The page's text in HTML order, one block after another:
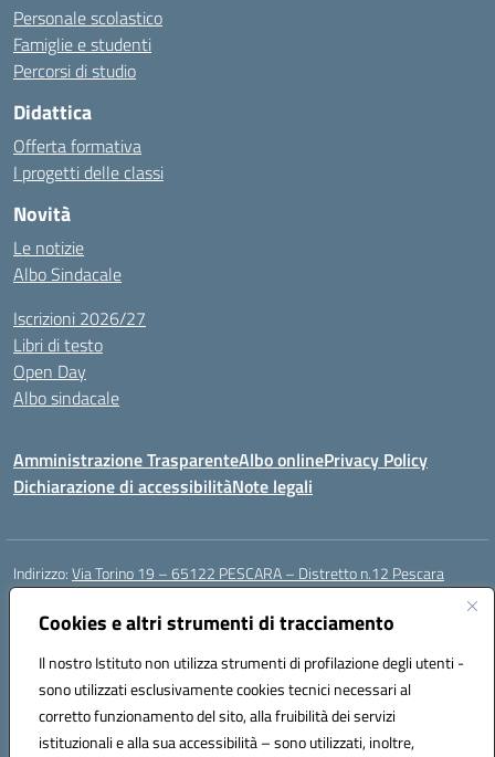
Cookies e altri strumenti di tracciamento
Il nostro Istituto non utilizza strumenti di profilazione degli utenti -
sono utilizzati esclusivamente cookies tecnici necessari al
corretto funzionamento del sito, alla fruibilità dei servizi
istituzionali e alla sua accessibilità – sono utilizzati, inoltre,
Personale scolastico
Famiglie e studenti
Percorsi di studio
Didattica
Offerta formativa
I progetti delle classi
Novità
Le notizie
Albo Sindacale
Iscrizioni 2026/27
Libri di testo
Open Day
Albo sindacale
Amministrazione TrasparenteAlbo onlinePrivacy Policy
Dichiarazione di accessibilitàNote legali
Indirizzo:Via Torino 19 – 65122 PESCARA – Distretto n.12 Pescara
Centralino:
Posta elettronica certificata (PEC):peic835007@pec.istruzione.it
Codice fiscale: 91117430685
Codice meccanografico:PEIC835007
Codice Indice delle Pubbliche Amministrazioni (IPA): istsc_peic835007
Codice unico di fatturazione (CUF): UFOT6R